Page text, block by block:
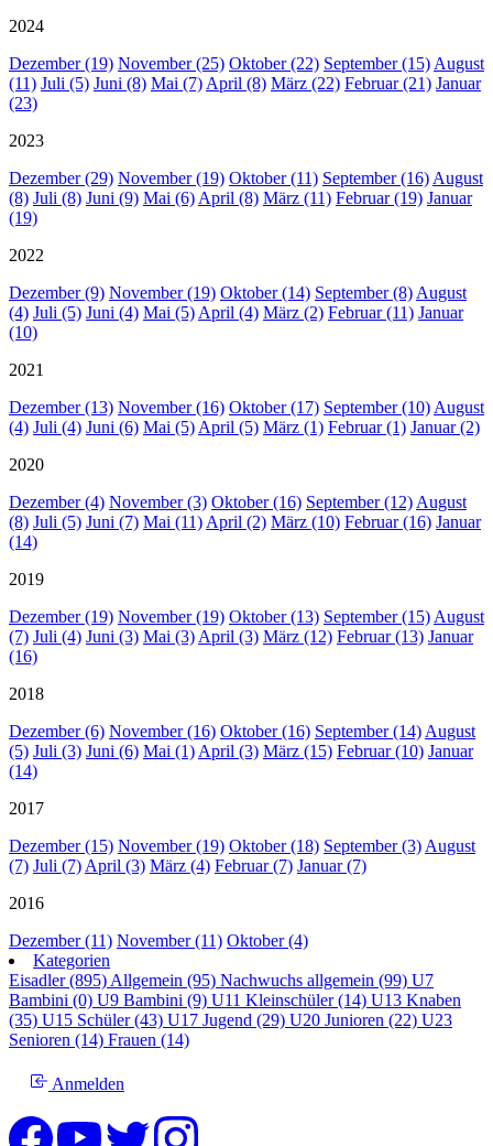
2024
Dezember (19) November (25) Oktober (22) September (15)August
(11) Juli (5) Juni (8) Mai (7)April (8) März (22) Februar (21) Januar
(23)
2023
Dezember (29) November (19) Oktober (11) September (16)August
(8) Juli (8) Juni (9) Mai (6)April (8) März (11) Februar (19) Januar
(19)
2022
Dezember (9) November (19) Oktober (14) September (8)August
(4) Juli (5) Juni (4) Mai (5)April (4) März (2) Februar (11) Januar
(10)
2021
Dezember (13) November (16) Oktober (17) September (10)August
(4) Juli (4) Juni (6) Mai (5)April (5) März (1) Februar (1) Januar (2)
2020
Dezember (4) November (3) Oktober (16) September (12)August
(8) Juli (5) Juni (7) Mai (11)April (2) März (10) Februar (16) Januar
(14)
2019
Dezember (19) November (19) Oktober (13) September (15)August
(7) Juli (4) Juni (3) Mai (3)April (3) März (12) Februar (13) Januar
(16)
2018
Dezember (6) November (16) Oktober (16) September (14)August
(5) Juli (3) Juni (6) Mai (1)April (3) März (15) Februar (10) Januar
(14)
2017
Dezember (15) November (19) Oktober (18) September (3)August
(7) Juli (7)April (3) März (4) Februar (7) Januar (7)
2016
Dezember (11) November (11) Oktober (4)
Kategorien
Eisadler (895)Allgemein (95) Nachwuchs allgemein (99) U7
Bambini (0) U9 Bambini (9) U11 Kleinschüler (14) U13 Knaben
(35) U15 Schüler (43) U17 Jugend (29) U20 Junioren (22) U23
Senioren (14) Frauen (14)
Anmelden